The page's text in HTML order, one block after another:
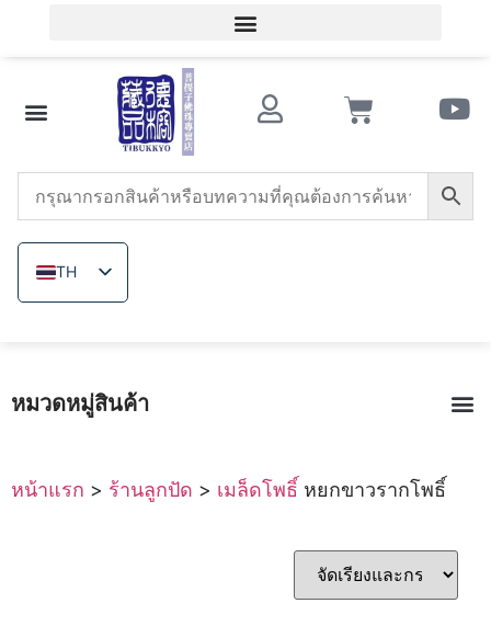
TH
ZH_TW
VI
หมวดหมู่สินค้า
หน้าแรก > ร้านลูกปัด > เมล็ดโพธิ์ หยกขาวรากโพธิ์